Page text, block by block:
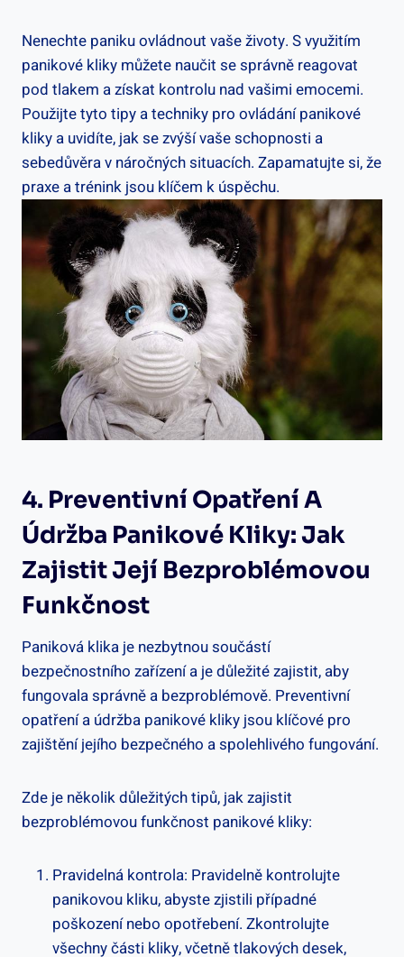
Nenechte paniku ovládnout vaše životy. S ‌využitím
panikové kliky můžete ‌naučit se správně ‍reagovat
pod tlakem a‍ získat kontrolu nad vašimi emocemi.
Použijte tyto tipy a techniky pro ovládání panikové
kliky a uvidíte, jak se zvýší⁢ vaše‌ schopnosti a
sebedůvěra v náročných situacích. Zapamatujte ⁤si, že
praxe a trénink jsou klíčem k úspěchu.
4. Preventivní Opatření A
Údržba Panikové Kliky: ⁢Jak
Zajistit Její Bezproblémovou
Funkčnost
Paniková klika je nezbytnou součástí
bezpečnostního zařízení a je důležité zajistit, aby
fungovala správně a bezproblémově. Preventivní
opatření a údržba panikové ‌kliky jsou klíčové pro
zajištění jejího bezpečného a spolehlivého fungování.
Zde je několik důležitých tipů, jak zajistit
bezproblémovou funkčnost panikové kliky:
Pravidelná kontrola: Pravidelně kontrolujte
panikovou kliku, abyste zjistili případné
poškození nebo opotřebení. Zkontrolujte
všechny⁣ části kliky, včetně tlakových desek,